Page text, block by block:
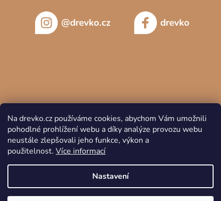
Na drevko.cz používáme cookies, abychom Vám umožnili
pohodlné prohlížení webu a díky analýze provozu webu
neustále zlepšovali jeho funkce, výkon a
použitelnost. Více informací
Nastavení
@drevko.cz drevko